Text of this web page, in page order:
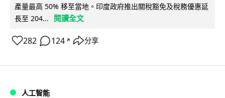
產量最高 50% 移至當地。印度政府推出關稅豁免及稅務優惠延
長至 204...
閱讀全文
282 124 ↗ 分享
人工智能